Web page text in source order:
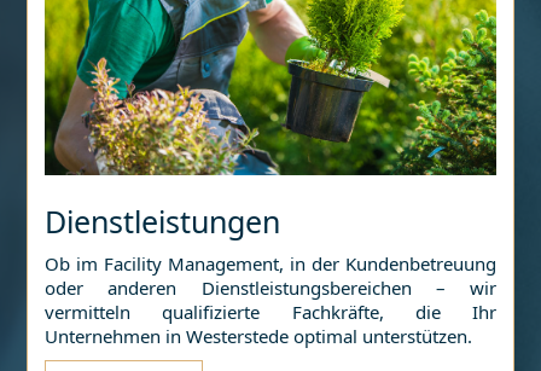
Dienstleistungen
Ob im Facility Management, in der Kundenbetreuung
oder anderen Dienstleistungsbereichen – wir
vermitteln qualifizierte Fachkräfte, die Ihr
Unternehmen inWesterstede optimal unterstützen.